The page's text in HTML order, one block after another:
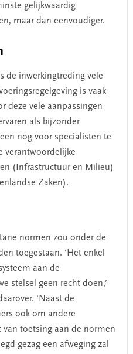
gelijkwaardig
maar dan eenvoudiger.
de inwerkingtreding vele
is vaak
deze vele aanpassingen
als bijzonder
nog voor specialisten te
verantwoordelijke
(Infrastructuur en Milieu)
Zaken).
normen zou onder de
toegestaan. ‘Het enkel
aan de
stelsel geen recht doen,’
‘Naast de
ook om andere
toetsing aan de normen
gezag een afweging zal